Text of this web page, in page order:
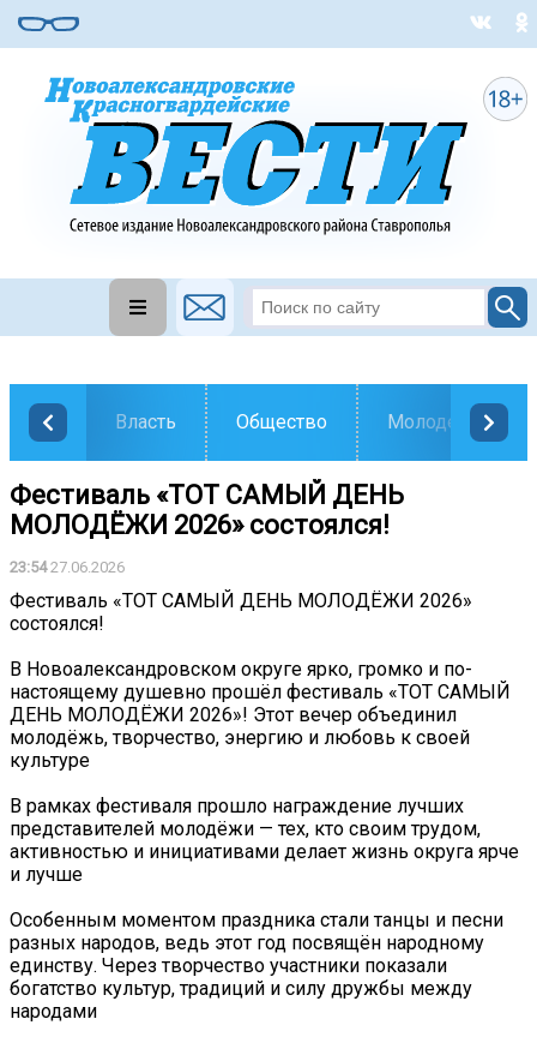
Власть Общество Молодежь
Фестиваль «ТОТ САМЫЙ ДЕНЬ
МОЛОДЁЖИ 2026» состоялся!
23:5427.06.2026
Фестиваль «ТОТ САМЫЙ ДЕНЬ МОЛОДЁЖИ 2026»
состоялся!
В Новоалександровском округе ярко, громко и по-
настоящему душевно прошёл фестиваль «ТОТ САМЫЙ
ДЕНЬ МОЛОДЁЖИ 2026»! Этот вечер объединил
молодёжь, творчество, энергию и любовь к своей
культуре
В рамках фестиваля прошло награждение лучших
представителей молодёжи — тех, кто своим трудом,
активностью и инициативами делает жизнь округа ярче
и лучше
Особенным моментом праздника стали танцы и песни
разных народов, ведь этот год посвящён народному
единству. Через творчество участники показали
богатство культур, традиций и силу дружбы между
народами